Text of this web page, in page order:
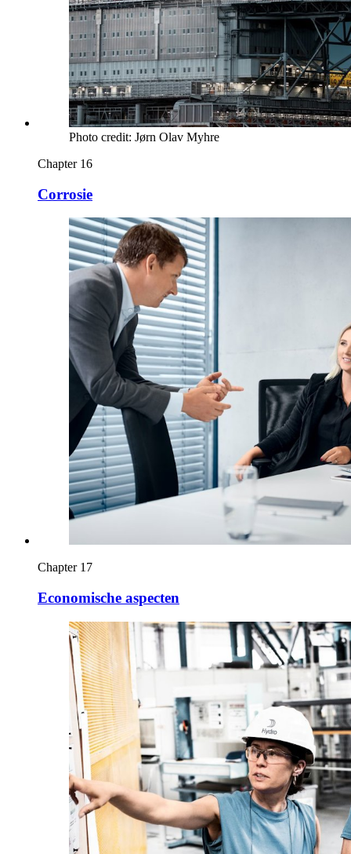
Photo credit: Jørn Olav Myhre
Chapter 16
Corrosie
Chapter 17
Economische aspecten